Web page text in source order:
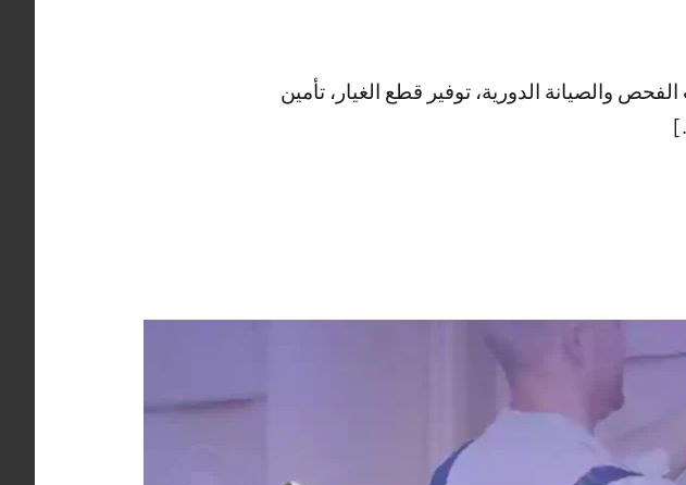
والصيانة الدورية، توفير قطع الغيار، تأمين